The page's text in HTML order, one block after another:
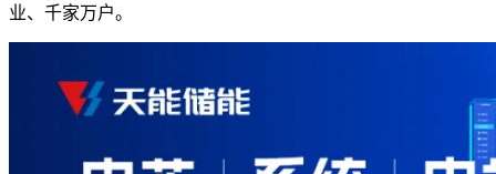
业、千家万户。